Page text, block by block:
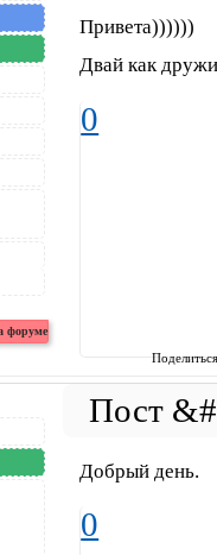
Привета))))))
Двай как
0
Добрый день.
0